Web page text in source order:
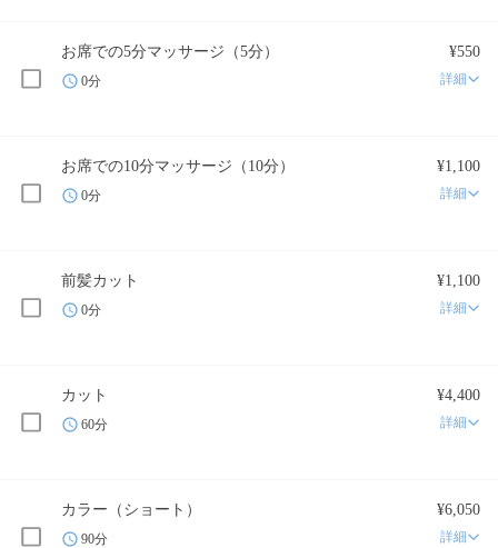
お席での5分マッサージ（5分） ¥550
0分 詳細
お席での10分マッサージ（10分） ¥1,100
0分 詳細
前髪カット ¥1,100
0分 詳細
カット ¥4,400
60分 詳細
カラー（ショート） ¥6,050
90分 詳細